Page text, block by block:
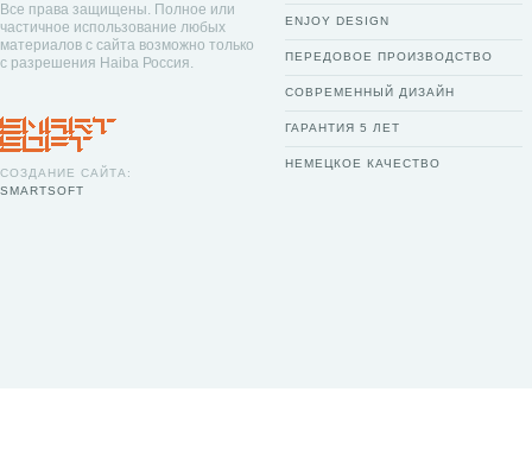
Все права защищены. Полное или
частичное использование любых
материалов с сайта возможно только
с разрешения Haiba Россия.
СОЗДАНИЕ САЙТА:
SMARTSOFT
ENJOY DESIGN
ПЕРЕДОВОЕ ПРОИЗВОДСТВО
СОВРЕМЕННЫЙ ДИЗАЙН
ГАРАНТИЯ 5 ЛЕТ
НЕМЕЦКОЕ КАЧЕСТВО